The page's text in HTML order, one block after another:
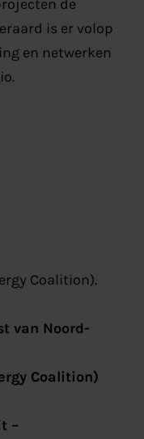
de
is er volop
en netwerken
Coalition).
van Noord-
Coalition)
–